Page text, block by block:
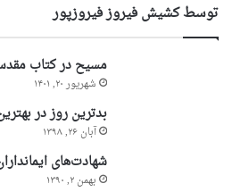
توسط کشیش فیروز فیروزپور
مسیح در کتاب
شهریور ۲۰, ۱۴۰۱
بدترین روز در
آبان ۲۶, ۱۳۹۸
شهادت‌های
بهمن ۲, ۱۳۹۰